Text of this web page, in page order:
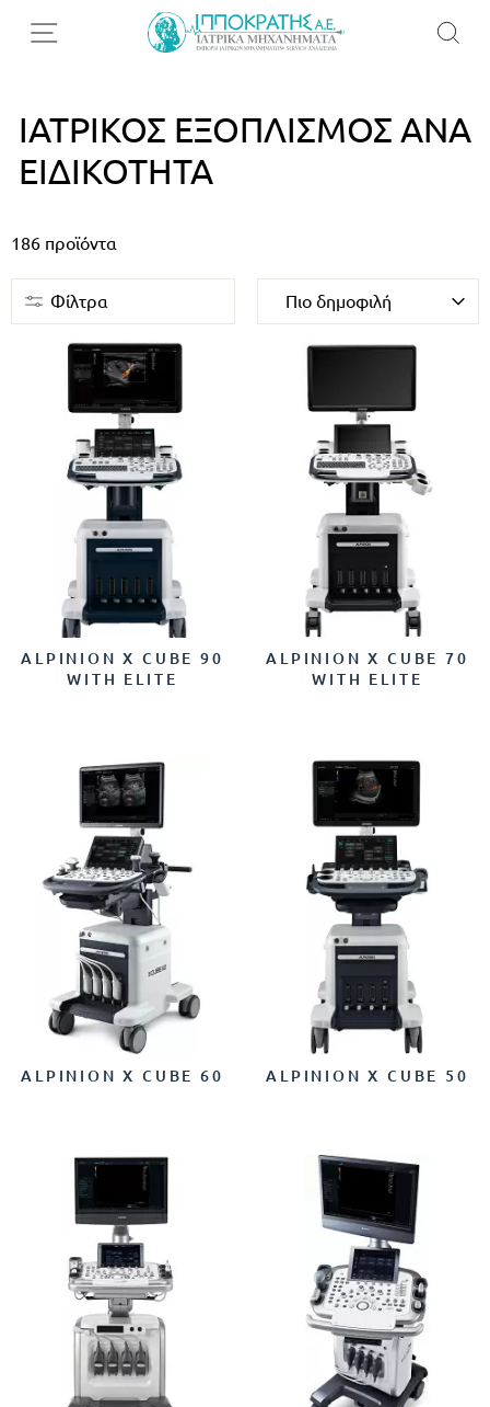
ΙΑΤΡΙΚΌΣ ΕΞΟΠΛΙΣΜΌΣ ΑΝΆ
ΕΙΔΙΚΌΤΗΤΑ
186 προϊόντα
Φίλτρα
ALPINION X CUBE 90
WITH ELITE
ALPINION X CUBE 70
WITH ELITE
ALPINION X CUBE 60 ALPINION X CUBE 50